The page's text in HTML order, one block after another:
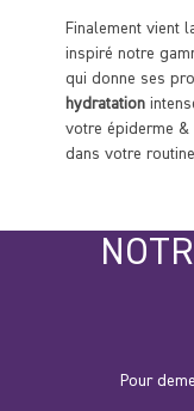
Finalement vient
inspiré notre
qui donne ses
hydratation
votre épiderme &
dans votre
Pour